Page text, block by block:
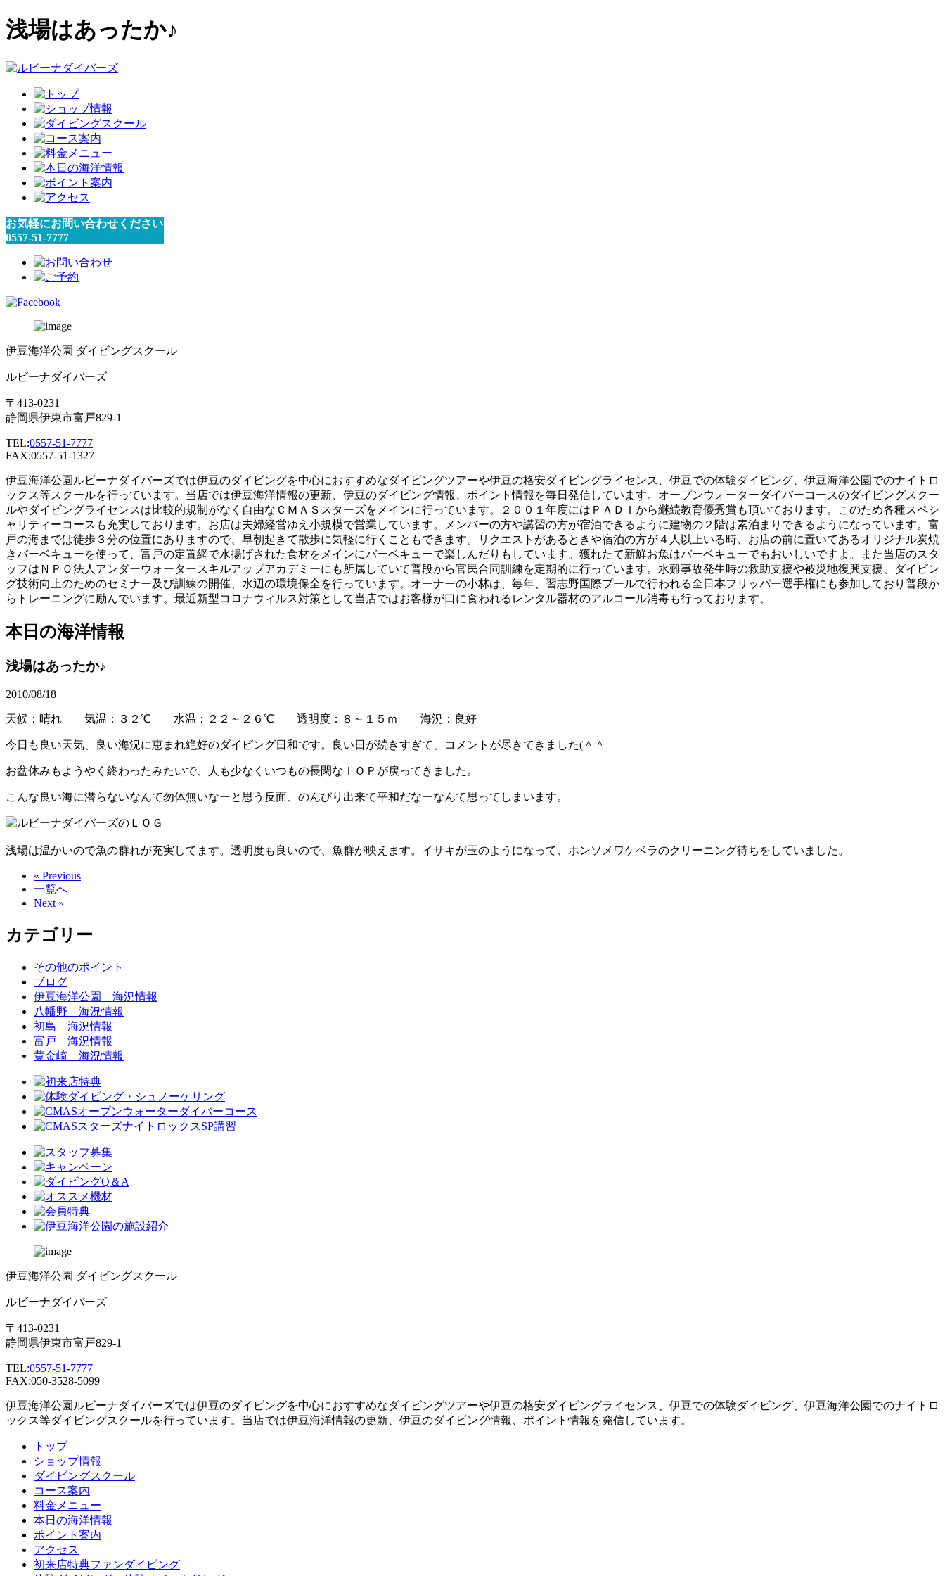
浅場はあったか♪
お気軽にお問い合わせください
0557-51-7777
伊豆海洋公園 ダイビングスクール
ルビーナダイバーズ
〒413-0231
静岡県伊東市富戸829-1
TEL:0557-51-7777
FAX:0557-51-1327
伊豆海洋公園ルビーナダイバーズでは伊豆のダイビングを中心におすすめなダイビングツアーや伊豆の格安ダイビングライセンス、伊豆での体験ダイビング、伊豆海洋公園でのナイトロ
ックス等スクールを行っています。当店では伊豆海洋情報の更新、伊豆のダイビング情報、ポイント情報を毎日発信しています。オープンウォーターダイバーコースのダイビングスクー
ルやダイビングライセンスは比較的規制がなく自由なＣＭＡＳスターズをメインに行っています。２００１年度にはＰＡＤＩから継続教育優秀賞も頂いております。このため各種スペシ
ャリティーコースも充実しております。お店は夫婦経営ゆえ小規模で営業しています。メンバーの方や講習の方が宿泊できるように建物の２階は素泊まりできるようになっています。富
戸の海までは徒歩３分の位置にありますので、早朝起きて散歩に気軽に行くこともできます。リクエストがあるときや宿泊の方が４人以上いる時、お店の前に置いてあるオリジナル炭焼
きバーベキューを使って、富戸の定置網で水揚げされた食材をメインにバーベキューで楽しんだりもしています。獲れたて新鮮お魚はバーベキューでもおいしいですよ。また当店のスタ
ッフはＮＰＯ法人アンダーウォータースキルアップアカデミーにも所属していて普段から官民合同訓練を定期的に行っています。水難事故発生時の救助支援や被災地復興支援、ダイビン
グ技術向上のためのセミナー及び訓練の開催、水辺の環境保全を行っています。オーナーの小林は、毎年、習志野国際プールで行われる全日本フリッパー選手権にも参加しており普段か
らトレーニングに励んでいます。最近新型コロナウィルス対策として当店ではお客様が口に食われるレンタル器材のアルコール消毒も行っております。
本日の海洋情報
浅場はあったか♪
2010/08/18
天候：晴れ 気温：３２℃ 水温：２２～２６℃ 透明度：８～１５ｍ 海況：良好
今日も良い天気、良い海況に恵まれ絶好のダイビング日和です。良い日が続きすぎて、コメントが尽きてきました(＾＾ゞ
お盆休みもようやく終わったみたいで、人も少なくいつもの長閑なＩＯＰが戻ってきました。
こんな良い海に潜らないなんて勿体無いなーと思う反面、のんびり出来て平和だなーなんて思ってしまいます。
浅場は温かいので魚の群れが充実してます。透明度も良いので、魚群が映えます。イサキが玉のようになって、ホンソメワケベラのクリーニング待ちをしていました。
« Previous
一覧へ
Next »
カテゴリー
その他のポイント
ブログ
伊豆海洋公園 海況情報
八幡野 海況情報
初島 海況情報
富戸 海況情報
黄金崎 海況情報
伊豆海洋公園 ダイビングスクール
ルビーナダイバーズ
〒413-0231
静岡県伊東市富戸829-1
TEL:0557-51-7777
FAX:050-3528-5099
伊豆海洋公園ルビーナダイバーズでは伊豆のダイビングを中心におすすめなダイビングツアーや伊豆の格安ダイビングライセンス、伊豆での体験ダイビング、伊豆海洋公園でのナイトロ
ックス等ダイビングスクールを行っています。当店では伊豆海洋情報の更新、伊豆のダイビング情報、ポイント情報を発信しています。
トップ
ショップ情報
ダイビングスクール
コース案内
料金メニュー
本日の海洋情報
ポイント案内
アクセス
初来店特典ファンダイビング